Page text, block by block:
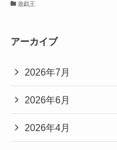
遊戯王
アーカイブ
2026年7月
2026年6月
2026年4月